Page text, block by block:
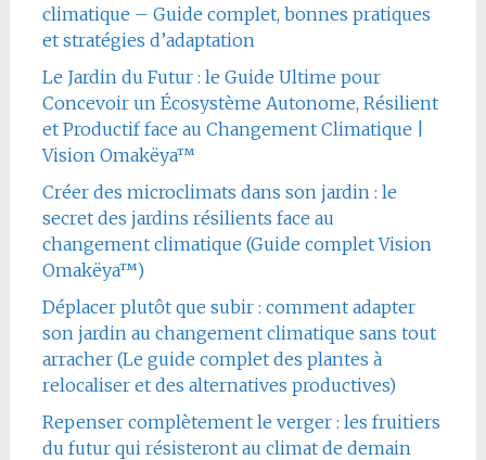
climatique – Guide complet, bonnes pratiques
et stratégies d’adaptation
Le Jardin du Futur : le Guide Ultime pour
Concevoir un Écosystème Autonome, Résilient
et Productif face au Changement Climatique |
Vision Omakëya™
Créer des microclimats dans son jardin : le
secret des jardins résilients face au
changement climatique (Guide complet Vision
Omakëya™)
Déplacer plutôt que subir : comment adapter
son jardin au changement climatique sans tout
arracher (Le guide complet des plantes à
relocaliser et des alternatives productives)
Repenser complètement le verger : les fruitiers
du futur qui résisteront au climat de demain